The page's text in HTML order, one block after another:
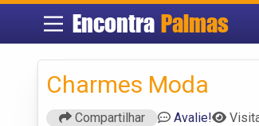
Encontra Palmas
Charmes Moda
Compartilhar Avalie!